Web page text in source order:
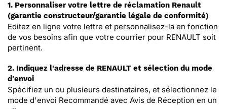
1. Personnaliser votre lettre de réclamation Renault
(garantie constructeur/garantie légale de conformité)
Editez en ligne votre lettre et personnalisez-la en fonction
de vos besoins afin que votre courrier pour RENAULT soit
pertinent.
2. Indiquez l'adresse de RENAULT et sélection du mode
d'envoi
Spécifiez un ou plusieurs destinataires, et sélectionnez le
mode d'envoi Recommandé avec Avis de Réception en un